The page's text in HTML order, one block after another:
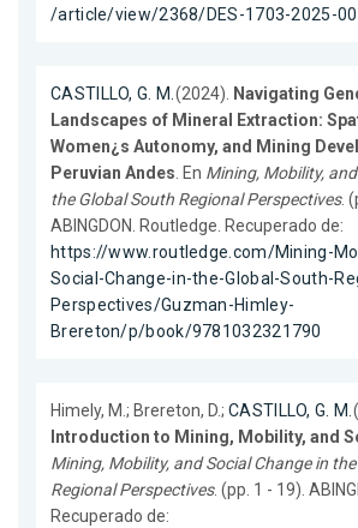
/article/view/2368/DES-1703-2025-
CASTILLO, G. M.(2024). Navigating
Landscapes of Mineral Extraction:
Women¿s Autonomy, and Mining
Peruvian Andes. En Mining, Mobility,
the Global South Regional Perspectives.
ABINGDON. Routledge. Recuperado de:
https://www.routledge.com/Mining-
Social-Change-in-the-Global-South-
Perspectives/Guzman-Himley-
Brereton/p/book/9781032321790
Himely, M.; Brereton, D.; CASTILLO, G. M.
Introduction to Mining, Mobility, and
Mining, Mobility, and Social Change in
Regional Perspectives. (pp. 1 - 19).
Recuperado de: